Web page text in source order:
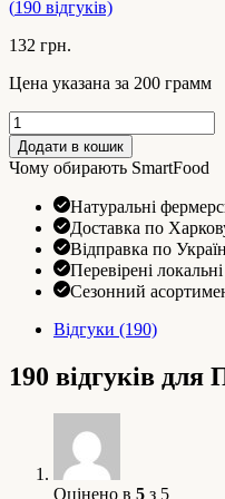
(190 відгуків)
132 грн.
Цена указана за 200 грамм
Паштет
із
курячої
печінки
кількість
Додати в кошик
Чому обирають SmartFood
Натуральні
Доставка по
Відправка по
Перевірені
Сезонний
Відгуки (190)
190 відгуків для
Оцінено в 5 з 5